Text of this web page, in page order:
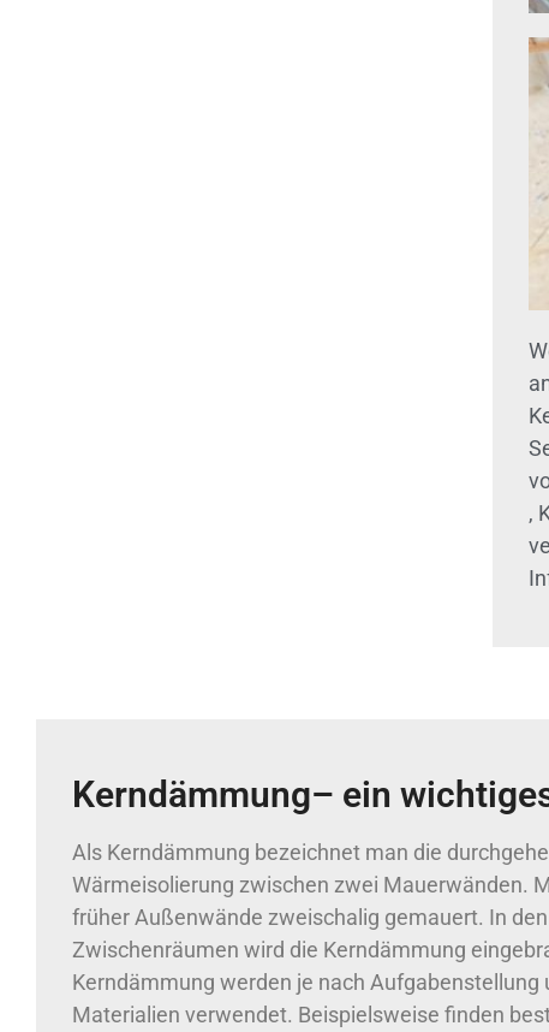
,
Kerndämmung– ein
Als Kerndämmung bezeichnet man die
Wärmeisolierung zwischen zwei Mauerwänden.
früher Außenwände zweischalig gemauert. In den
Zwischenräumen wird die Kerndämmung
Kerndämmung werden je nach Aufgabenstellung
Materialien verwendet. Beispielsweise finden